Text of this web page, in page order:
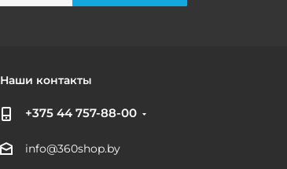
Наши контакты
+375 44 757-88-00
info@360shop.by